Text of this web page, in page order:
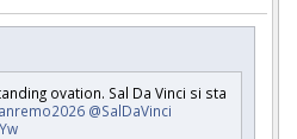
ovation. Sal Da Vinci si sta
@SalDaVinci